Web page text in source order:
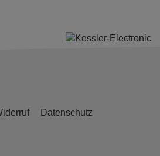
Datenschutz